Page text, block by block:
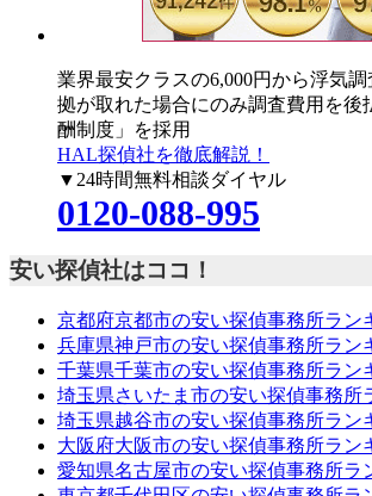
業界最安クラスの6,000円から浮気
拠が取れた場合にのみ調査費用を後
酬制度」を採用
HAL探偵社を徹底解説！
▼24時間無料相談ダイヤル
0120-088-995
安い探偵社はココ！
京都府京都市の安い探偵事務所ラン
兵庫県神戸市の安い探偵事務所ラン
千葉県千葉市の安い探偵事務所ラン
埼玉県さいたま市の安い探偵事務所
埼玉県越谷市の安い探偵事務所ラン
大阪府大阪市の安い探偵事務所ラン
愛知県名古屋市の安い探偵事務所ラ